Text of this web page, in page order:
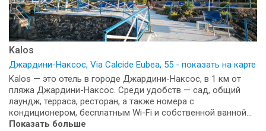
Kalos
Джардини-Наксос, Via Calcide Eubea, 55 - показать на карте
Kalos — это отель в городе Джардини-Наксос, в 1 км от
пляжа Джардини-Наксос. Среди удобств — сад, общий
лаундж, терраса, ресторан, а также номера с
кондиционером, бесплатным Wi-Fi и собственной ванной...
Показать больше